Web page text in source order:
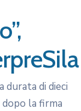
durata di dieci
la firma